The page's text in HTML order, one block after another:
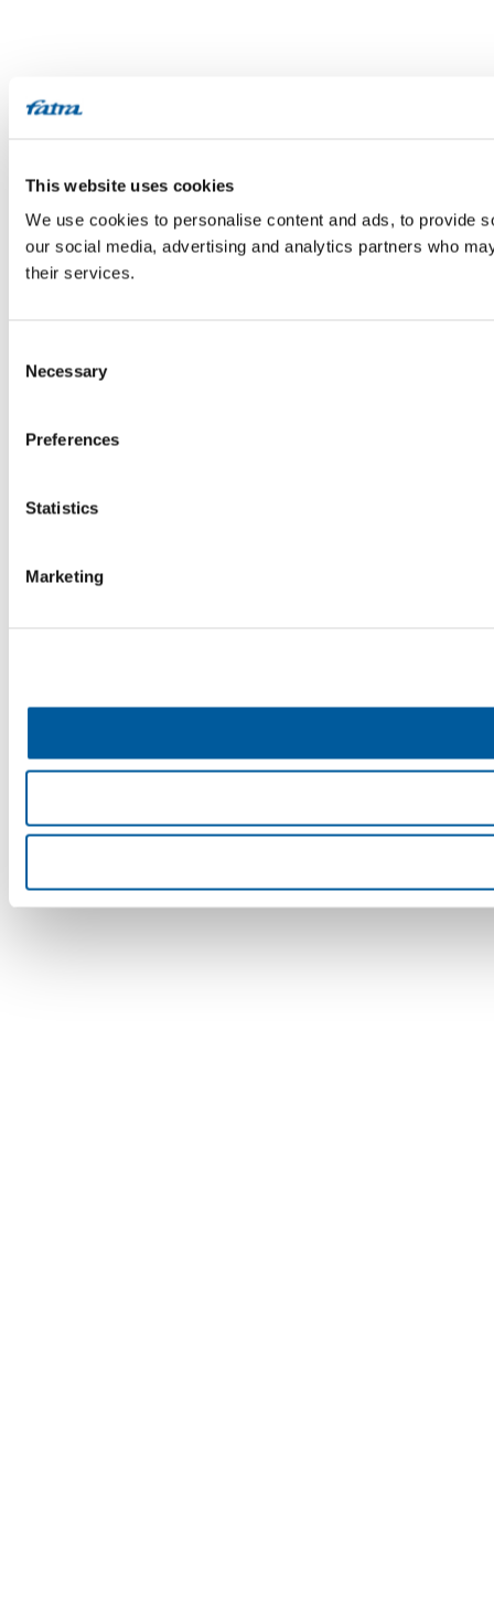
This website uses cookies
We use cookies to personalise content and ads, to provide
our social media, advertising and analytics partners who
their services.
Selection
Necessary
Preferences
Statistics
Marketing